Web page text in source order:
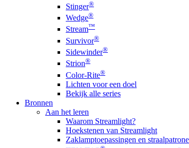
Stinger®
Wedge®
Stream™
Survivor®
Sidewinder®
Strion®
Color-Rite®
Lichten voor een doel
Bekijk alle series
Bronnen
Aan het leren
Waarom Streamlight?
Hoekstenen van Streamlight
Zaklamptoepassingen en